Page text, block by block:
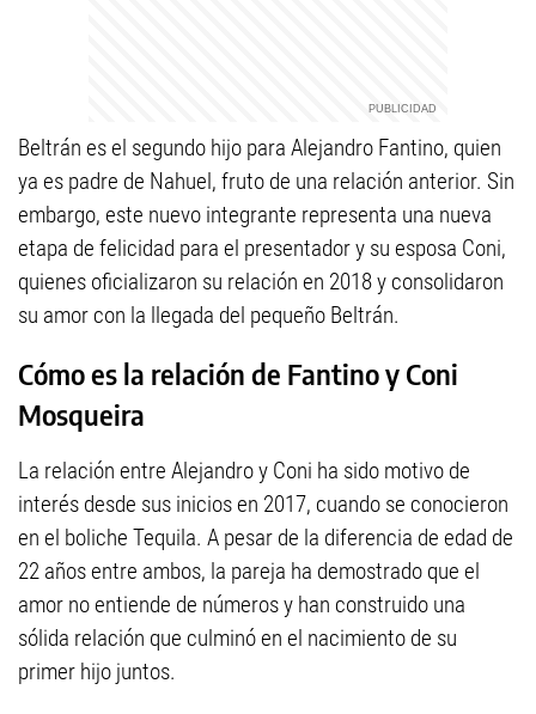
Beltrán es el segundo hijo para Alejandro Fantino, quien
ya es padre de Nahuel, fruto de una relación anterior. Sin
embargo, este nuevo integrante representa una nueva
etapa de felicidad para el presentador y su esposa Coni,
quienes oficializaron su relación en 2018 y consolidaron
su amor con la llegada del pequeño Beltrán.
Cómo es la relación de Fantino y Coni
Mosqueira
La relación entre Alejandro y Coni ha sido motivo de
interés desde sus inicios en 2017, cuando se conocieron
en el boliche Tequila. A pesar de la diferencia de edad de
22 años entre ambos, la pareja ha demostrado que el
amor no entiende de números y han construido una
sólida relación que culminó en el nacimiento de su
primer hijo juntos.